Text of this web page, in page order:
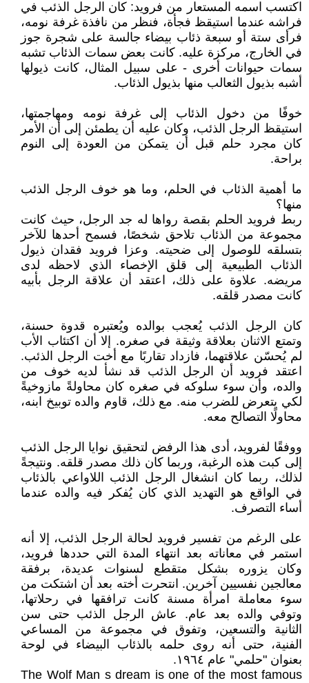
اكتسب اسمه المستعار من فرويد: كان الرجل الذئب في
فراشه عندما استيقظ فجأة، فنظر من نافذة غرفة نومه،
فرأى ستة أو سبعة ذئاب بيضاء جالسة على شجرة جوز
في الخارج، مركزة عليه. كانت بعض سمات الذئاب تشبه
سمات حيوانات أخرى - على سبيل المثال، كانت ذيولها
أشبه بذيول الثعالب منها بذيول الذئاب.
خوفًا من دخول الذئاب إلى غرفة نومه ومهاجمتها،
استيقظ الرجل الذئب، وكان عليه أن يطمئن إلى أن الأمر
كان مجرد حلم قبل أن يتمكن من العودة إلى النوم
براحة.
ما أهمية الذئاب في الحلم، وما هو خوف الرجل الذئب
منها؟
ربط فرويد الحلم بقصة رواها له جد الرجل، حيث كانت
مجموعة من الذئاب تلاحق شخصًا، فسمح أحدها للآخر
بتسلقه للوصول إلى ضحيته. وعزا فرويد فقدان ذيول
الذئاب الطبيعية إلى قلق الإخصاء الذي لاحظه لدى
مريضه. علاوة على ذلك، اعتقد أن علاقة الرجل بأبيه
كانت مصدر قلقه.
كان الرجل الذئب يُعجب بوالده ويُعتبره قدوة حسنة،
وتمتع الاثنان بعلاقة وثيقة في صغره. إلا أن اكتئاب الأب
لم يُحسّن علاقتهما، فازداد تقاربًا مع أخت الرجل الذئب.
اعتقد فرويد أن الرجل الذئب قد نشأ لديه خوف من
والده، وأن سوء سلوكه في صغره كان محاولةً مازوخيةً
لكي يتعرض للضرب منه. مع ذلك، قاوم والده توبيخ ابنه،
محاولًا التصالح معه.
ووفقًا لفرويد، أدى هذا الرفض لتحقيق نوايا الرجل الذئب
إلى كبت هذه الرغبة، وربما كان ذلك مصدر قلقه. ونتيجةً
لذلك، ربما كان انشغال الرجل الذئب اللاواعي بالذئاب
في الواقع هو التهديد الذي كان يُفكر فيه والده عندما
أساء التصرف.
على الرغم من تفسير فرويد لحالة الرجل الذئب، إلا أنه
استمر في معاناته بعد انتهاء المدة التي حددها فرويد،
وكان يزوره بشكل متقطع لسنوات عديدة، برفقة
معالجين نفسيين آخرين. انتحرت أخته بعد أن اشتكت من
سوء معاملة امرأة مسنة كانت ترافقها في رحلاتها،
وتوفي والده بعد عام. عاش الرجل الذئب حتى سن
الثانية والتسعين، وتفوق في مجموعة من المساعي
الفنية، حتى أنه روى حلمه بالذئاب البيضاء في لوحة
بعنوان "حلمي" عام ١٩٦٤.
The Wolf Man s dream is one of the most famous